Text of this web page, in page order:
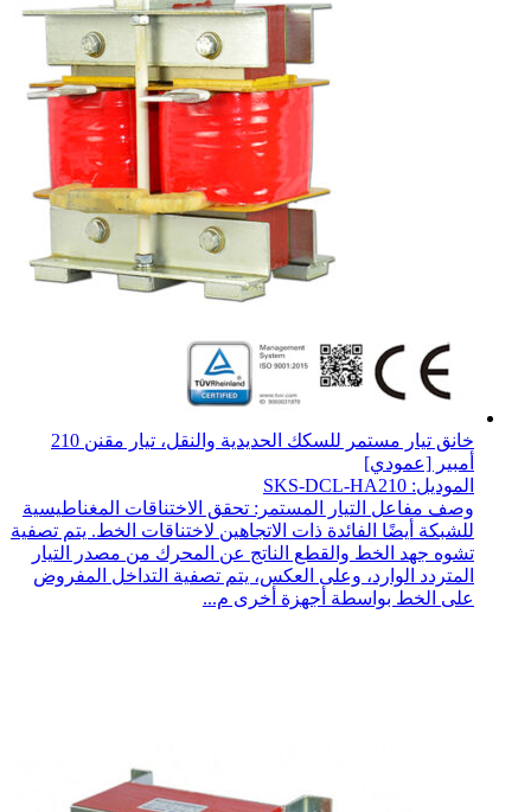
خانق تيار مستمر للسكك الحديدية والنقل، تيار مقنن 210
أمبير [عمودي]
الموديل: SKS-DCL-HA210
وصف مفاعل التيار المستمر: تحقق الاختناقات المغناطيسية
للشبكة أيضًا الفائدة ذات الاتجاهين لاختناقات الخط. يتم تصفية
تشوه جهد الخط والقطع الناتج عن المحرك من مصدر التيار
المتردد الوارد، وعلى العكس، يتم تصفية التداخل المفروض
على الخط بواسطة أجهزة أخرى م...